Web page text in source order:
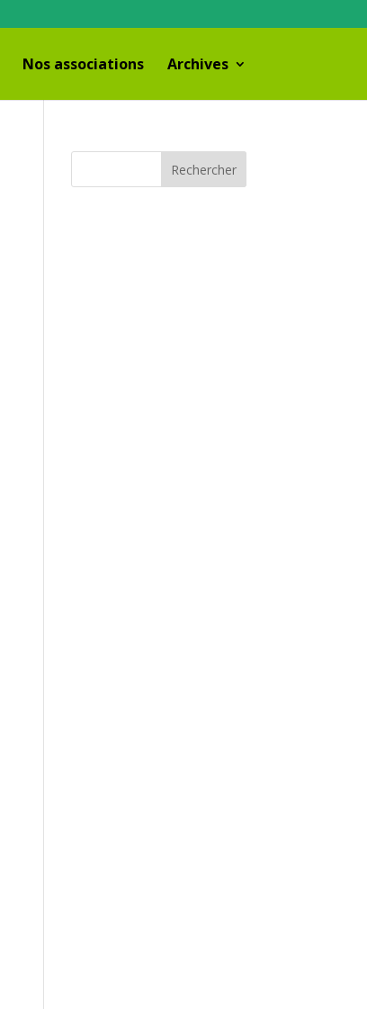
Nos associations Archives